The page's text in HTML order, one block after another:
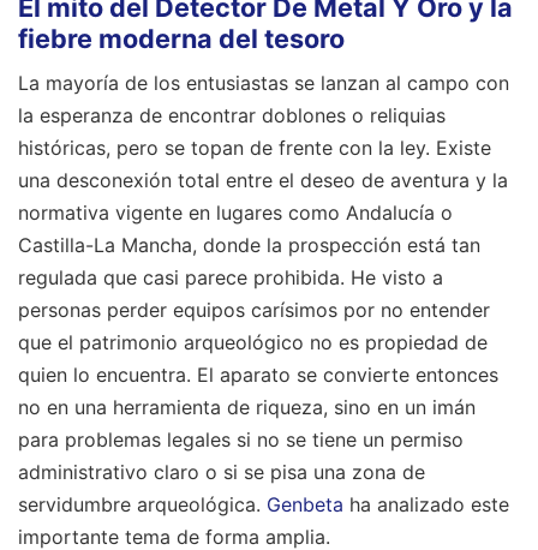
El mito del Detector De Metal Y Oro y la
fiebre moderna del tesoro
La mayoría de los entusiastas se lanzan al campo con
la esperanza de encontrar doblones o reliquias
históricas, pero se topan de frente con la ley. Existe
una desconexión total entre el deseo de aventura y la
normativa vigente en lugares como Andalucía o
Castilla-La Mancha, donde la prospección está tan
regulada que casi parece prohibida. He visto a
personas perder equipos carísimos por no entender
que el patrimonio arqueológico no es propiedad de
quien lo encuentra. El aparato se convierte entonces
no en una herramienta de riqueza, sino en un imán
para problemas legales si no se tiene un permiso
administrativo claro o si se pisa una zona de
servidumbre arqueológica. Genbeta ha analizado este
importante tema de forma amplia.